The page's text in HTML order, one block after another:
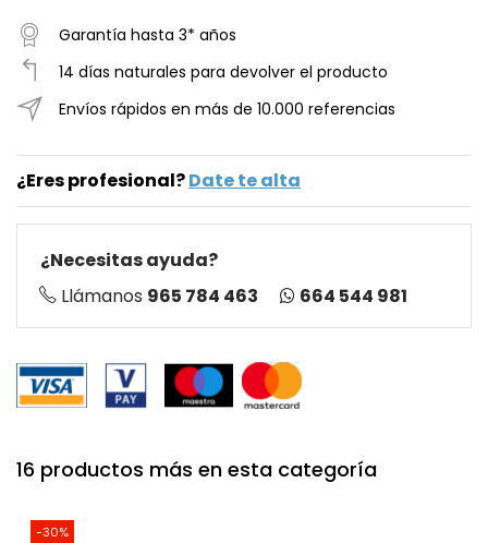
Garantía hasta 3* años
14 días naturales para devolver el producto
Envíos rápidos en más de 10.000 referencias
¿Eres profesional?Date te alta
¿Necesitas ayuda?
Llámanos 965 784 463 664 544 981
16 productos más en esta categoría
-30%